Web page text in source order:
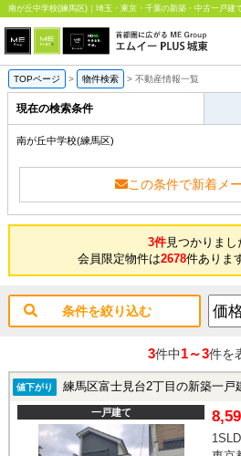
TOPページ > 物件検索 > 不動産情報一覧
現在の検索条件
南が丘中学校(練馬区)
この条件で新着メ
3件見つかりまし
会員限定物件は2678件ありま
条件を絞り込む
3件中1～3件を
値下がり 練馬区富士見台2丁目の新築一戸
一戸建て